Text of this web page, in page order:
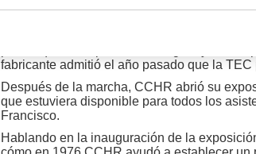
La protesta se hizo más necesaria por el
están dando electrochoques. Añadamos a
falló en exigir que los fabricantes de
probar que el dispositivo es seguro y
fabricante admitió el año pasado que la
Después de la marcha, CCHR abrió su
que estuviera disponible para todos los
Francisco.
Hablando en la inauguración de la